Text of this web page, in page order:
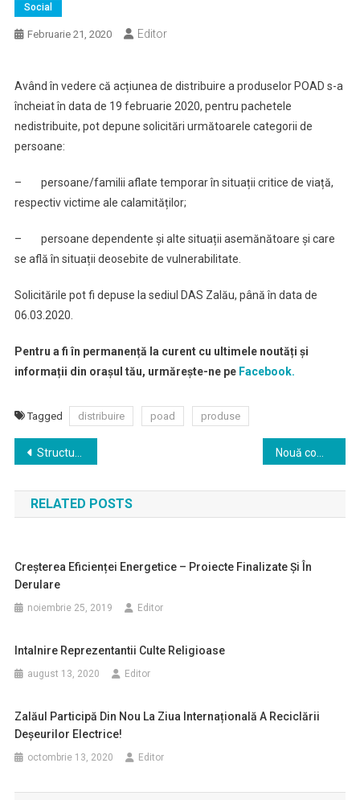
Social
Februarie 21, 2020 Editor
Având în vedere că acțiunea de distribuire a produselor POAD s-a
încheiat în data de 19 februarie 2020, pentru pachetele
nedistribuite, pot depune solicitări următoarele categorii de
persoane:
– persoane/familii aflate temporar în situații critice de viață,
respectiv victime ale calamităților;
– persoane dependente și alte situații asemănătoare și care
se află în situații deosebite de vulnerabilitate.
Solicitările pot fi depuse la sediul DAS Zalău, până în data de
06.03.2020.
Pentru a fi în permanență la curent cu ultimele noutăți și
informații din orașul tău, urmărește-ne peFacebook.
Tagged distribuire poad produse
Navigare
în
articole
Structura bugetului local pe anul 2020
RELATED POSTS
Creșterea Eficienței Energetice – Proiecte Finalizate Și În
Derulare
noiembrie 25, 2019 Editor
Intalnire Reprezentantii Culte Religioase
august 13, 2020 Editor
Zalăul Participă Din Nou La Ziua Internațională A Reciclării
Deșeurilor Electrice!
octombrie 13, 2020 Editor